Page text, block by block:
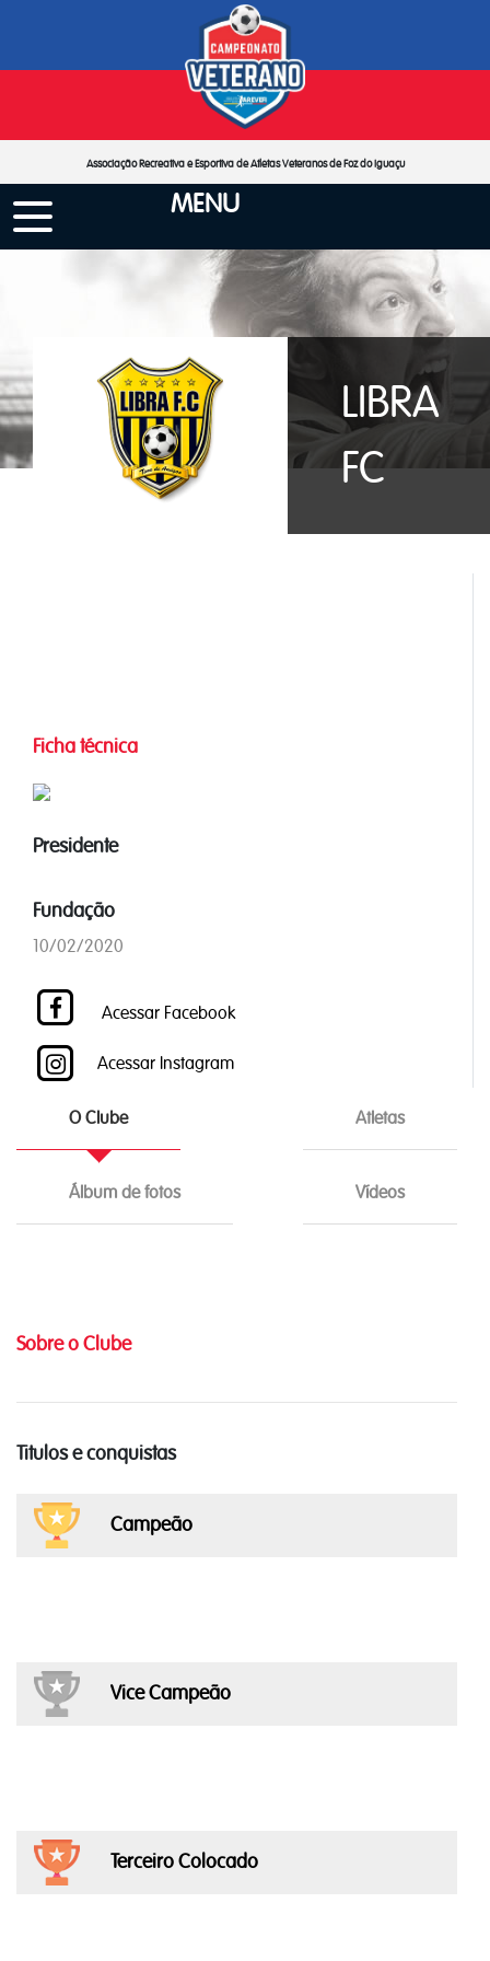
Associação Recreativa e Esportiva de Atletas Veteranos de Foz do Iguaçu
MENU
LIBRA
FC
Ficha técnica
Presidente
Fundação
10/02/2020
Acessar Facebook
Acessar Instagram
O Clube Atletas
Álbum de fotos Vídeos
Sobre o Clube
Titulos e conquistas
Campeão
Vice Campeão
Terceiro Colocado